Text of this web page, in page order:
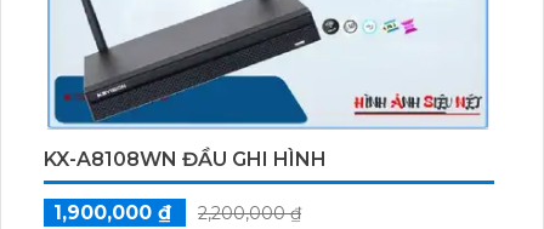
KX-A8108WN ĐẦU GHI HÌNH
1,900,000 ₫
2,200,000 ₫